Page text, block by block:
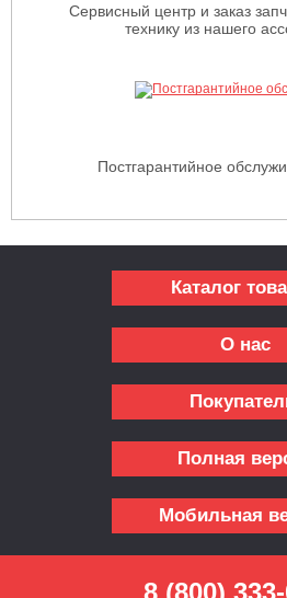
Сервисный центр и заказ
технику из нашего
Постгарантийное
Каталог
О нас
Полная
Мобильная
8 (800)